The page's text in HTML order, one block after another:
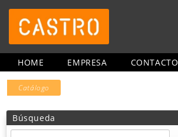
HOME EMPRESA CONTACTO
Catálogo
Búsqueda